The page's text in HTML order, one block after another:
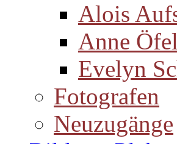
Alois
Anne
Evelyn
Fotografen
Neuzugänge